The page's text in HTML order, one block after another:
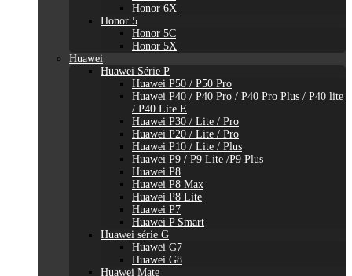
Honor 6X
Honor 5
Honor 5C
Honor 5X
Huawei
Huawei Série P
Huawei P50 / P50 Pro
Huawei P40 / P40 Pro / P40 Pro Plus / P40 lite
/ P40 Lite E
Huawei P30 / Lite / Pro
Huawei P20 / Lite / Pro
Huawei P10 / Lite / Plus
Huawei P9 / P9 Lite /P9 Plus
Huawei P8
Huawei P8 Max
Huawei P8 Lite
Huawei P7
Huawei P Smart
Huawei série G
Huawei G7
Huawei G8
Huawei Mate